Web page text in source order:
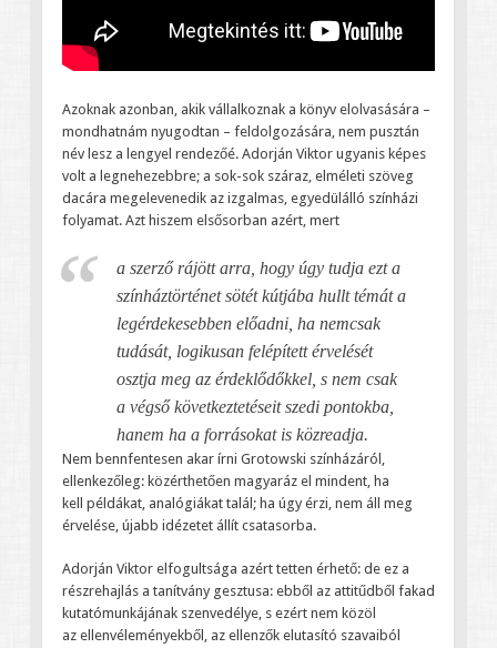
Azoknak azonban, akik vállalkoznak a könyv elolvasására –
mondhatnám nyugodtan – feldolgozására, nem pusztán
név lesz a lengyel rendezőé. Adorján Viktor ugyanis képes
volt a legnehezebbre; a sok-sok száraz, elméleti szöveg
dacára megelevenedik az izgalmas, egyedülálló színházi
folyamat. Azt hiszem elsősorban azért, mert
a szerző rájött arra, hogy úgy tudja ezt a
színháztörténet sötét kútjába hullt témát a
legérdekesebben előadni, ha nemcsak
tudását, logikusan felépített érvelését
osztja meg az érdeklődőkkel, s nem csak
a végső következtetéseit szedi pontokba,
hanem ha a forrásokat is közreadja.
Nem bennfentesen akar írni Grotowski színházáról,
ellenkezőleg: közérthetően magyaráz el mindent, ha
kell példákat, analógiákat talál; ha úgy érzi, nem áll meg
érvelése, újabb idézetet állít csatasorba.
Adorján Viktor elfogultsága azért tetten érhető: de ez a
részrehajlás a tanítvány gesztusa: ebből az attitűdből fakad
kutatómunkájának szenvedélye, s ezért nem közöl
az ellenvéleményekből, az ellenzők elutasító szavaiból